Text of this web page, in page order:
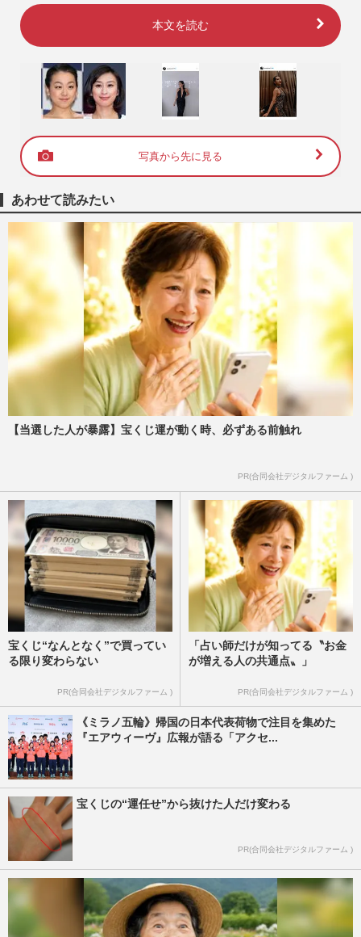
本文を読む
写真から先に見る
あわせて読みたい
【当選した人が暴露】宝くじ運が動く時、必ずある前触れ
PR(合同会社デジタルファーム )
宝くじ“なんとなく”で買ってい
る限り変わらない
PR(合同会社デジタルファーム )
「占い師だけが知ってる〝お金
が増える人の共通点〟」
PR(合同会社デジタルファーム )
《ミラノ五輪》帰国の日本代表荷物で注目を集めた
『エアウィーヴ』広報が語る「アクセ...
宝くじの“運任せ”から抜けた人だけ変わる
PR(合同会社デジタルファーム )